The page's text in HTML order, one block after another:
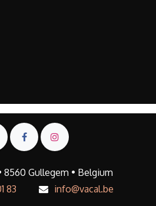
8560 Gullegem • Belgium
83
info@vacal.be